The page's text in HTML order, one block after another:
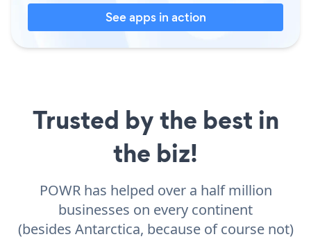
See apps in action
Trusted by the best in
the biz!
POWR has helped over a half million
businesses on every continent
(besides Antarctica, because of course not)